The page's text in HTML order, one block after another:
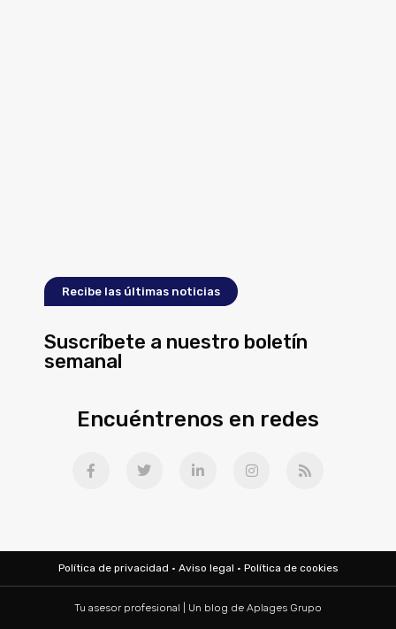
Recibe las últimas noticias
Suscríbete a nuestro boletín
semanal
Encuéntrenos en redes
Política de privacidad · Aviso legal · Política de cookies
Tu asesor profesional | Un blog de Aplages Grupo